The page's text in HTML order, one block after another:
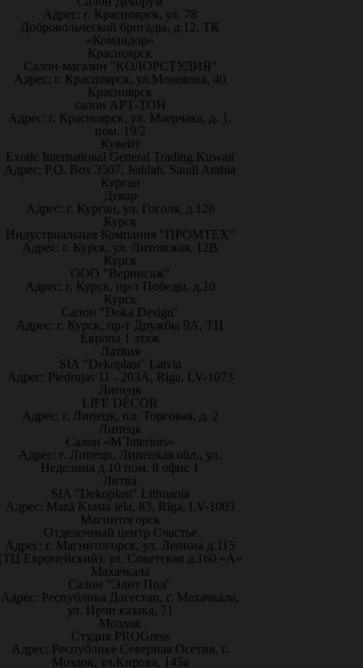
Адрес: г. Красноярск, ул. 78
Добровольческой бригады, д.12, ТК
«Командор»
Красноярск
Салон-магазин "КОЛОРСТУДИЯ"
Адрес: г. Красноярск, ул.Молокова, 40
Красноярск
салон АРТ-ТОН
Адрес: г. Красноярск, ул. Маерчака, д. 1,
пом. 19/2
Кувейт
Exotic International General Trading Kuwait
Адрес: P.O. Box 3507, Jeddah, Saudi Arabia
Курган
Декор
Адрес: г. Курган, ул. Гоголя, д.128
Курск
Индустриальная Компания "ПРОМТЕХ"
Адрес: г. Курск, ул. Литовская, 12В
Курск
ООО "Вернисаж"
Адрес: г. Курск, пр-т Победы, д.10
Курск
Салон "Doka Design"
Адрес: г. Курск, пр-т Дружбы 9А, ТЦ
Европа 1 этаж
Латвия
SIA "Dekoplast" Latvia
Адрес: Piedrujas 11 - 203A, Riga, LV-1073
Липецк
LIFE DÉCOR
Адрес: г. Липецк, пл. Торговая, д. 2
Липецк
Салон «M`Interiors»
Адрес: г. Липецк, Липецкая обл., ул.
Неделина д.10 пом. 8 офис 1
Литва
SIA "Dekoplast" Lithuania
Адрес: Mazā Krasta iela, 83, Rīga, LV-1003
Магнитогорск
Отделочный центр Счастье
Адрес: г. Магнитогорск, ул. Ленина д.115
Европейский); ул. Советская д.160 «А»
Махачкала
Салон "Элит Пол"
Адрес: Республика Дагестан, г. Махачкала,
ул. Ирчи казака, 71
Моздок
Студия PROGress
Адрес: Республике Северная Осетия, г.
Моздок, ул.Кирова, 145а